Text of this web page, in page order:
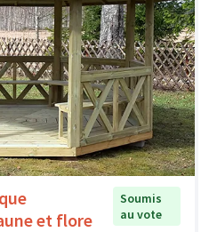
et flore
Soumis
au vote